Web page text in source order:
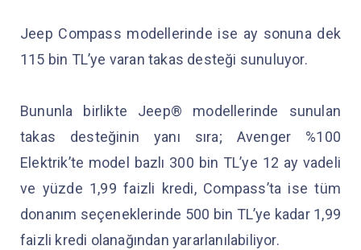
Jeep Compass modellerinde ise ay sonuna dek
115 bin TL’ye varan takas desteği sunuluyor.
Bununla birlikte Jeep® modellerinde sunulan
takas desteğinin yanı sıra; Avenger %100
Elektrik’te model bazlı 300 bin TL’ye 12 ay vadeli
ve yüzde 1,99 faizli kredi, Compass’ta ise tüm
donanım seçeneklerinde 500 bin TL’ye kadar 1,99
faizli kredi olanağından yararlanılabiliyor.